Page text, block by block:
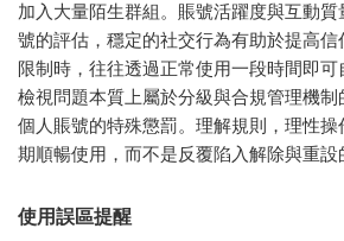
加入大量陌生群組。賬號活躍度與互動
號的評估，穩定的社交行為有助於提高
限制時，往往透過正常使用一段時間即
檢視問題本質上屬於分級與合規管理機
個人賬號的特殊懲罰。理解規則，理性
期順暢使用，而不是反覆陷入解除與重設
使用誤區提醒